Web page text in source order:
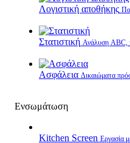
Λογιστική αποθήκης
Στατιστική Ανάλυση ABC,
Ασφάλεια Δικαιώματα
Ενσωμάτωση
Kitchen Screen Εργασία